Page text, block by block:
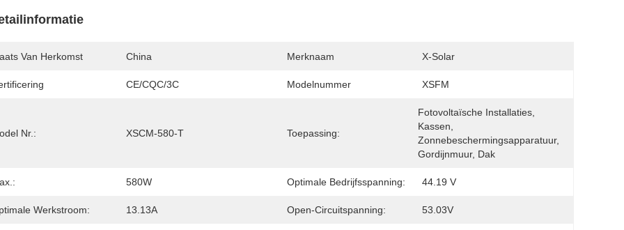
Van Herkomst China Merknaam X-Solar
CE/CQC/3C Modelnummer XSFM
Nr.: XSCM-580-T Toepassing:
Fotovoltaïsche Installaties,
Kassen,
Zonnebeschermingsapparatuur,
Gordijnmuur, Dak
580W Optimale Bedrijfsspanning: 44.19 V
Werkstroom: 13.13A Open-Circuitspanning: 53.03V